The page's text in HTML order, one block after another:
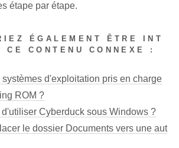
étape par étape.
ÉGALEMENT ÊTRE INT
CE CONTENU CONNEXE :
d'exploitation pris en charge
ROM ?
Cyberduck sous Windows ?
le dossier Documents vers une aut